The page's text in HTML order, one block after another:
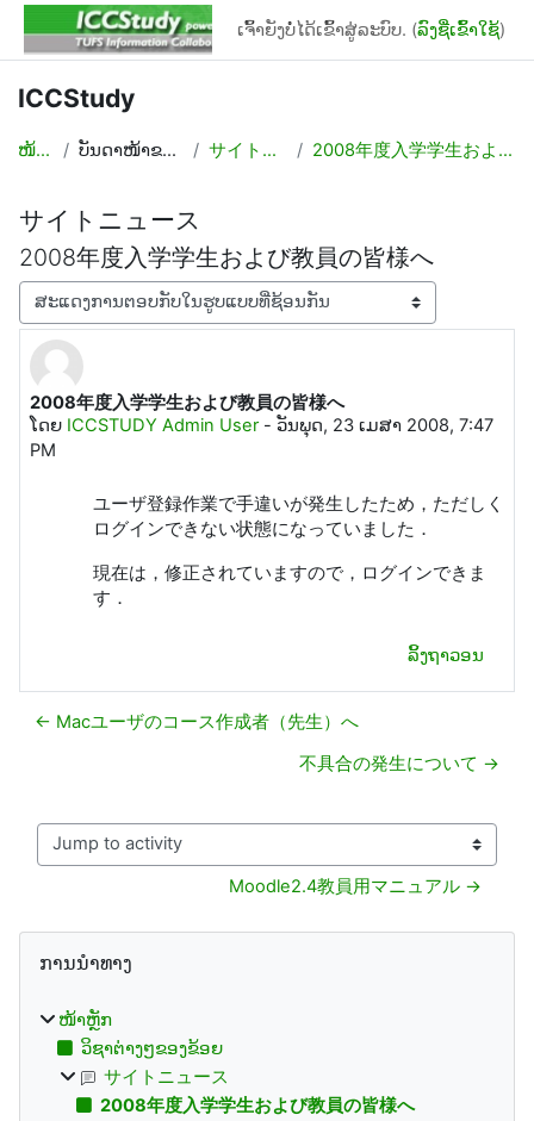
ຂ້າມໄປຫາເນື້ອຫາຫຼັກ
ເຈົ້າຍັງບໍ່ໄດ້ເຂົ້າສູ່ລະບົບ. (ລົງຊື່ເຂົ້າໃຊ້)
ICCStudy
ໜ້າຫຼັກ ບັນດາໜ້າຂອງເວັບໄຊທ໌ サイトニュース 2008年度入学学生および教員の皆様へ
サイトニュース
2008年度入学学生および教員の皆様へ
ໂໝດສະແດງ
2008年度入学学生および教員の皆様へ
ໂດຍ ICCSTUDY Admin User- ວັນພຸດ, 23 ເມສາ 2008, 7:47
PM
ຈຳນວນການຕອບກັບ: 0
ユーザ登録作業で手違いが発生したため，ただしく
ログインできない状態になっていました．
現在は，修正されていますので，ログインできま
す．
ລິ້ງຖາວອນ
← Macユーザのコース作成者（先生）へ
不具合の発生について →
Jump to activity
Moodle2.4教員用マニュアル →
ບລັອກ
ການນຳທາງ
ໜ້າຫຼັກ
ວິຊາຕ່າງໆຂອງຂ້ອຍ
サイトニュース
2008年度入学学生および教員の皆様へ